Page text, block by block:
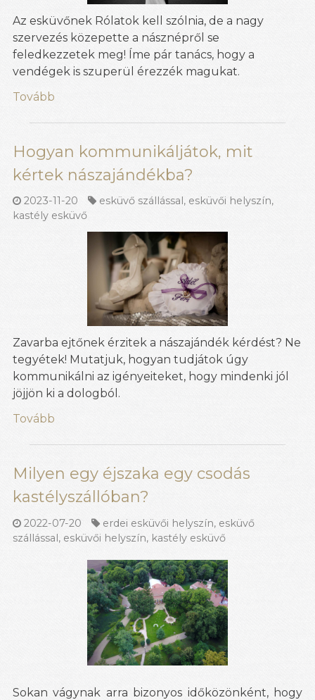
Az esküvőnek Rólatok kell szólnia, de a nagy
szervezés közepette a násznépről se
feledkezzetek meg! Íme pár tanács, hogy a
vendégek is szuperül érezzék magukat.
Tovább
Hogyan kommunikáljátok, mit
kértek nászajándékba?
2023-11-20 esküvő szállással , esküvői helyszín,
kastély esküvő
Zavarba ejtőnek érzitek a nászajándék kérdést? Ne
tegyétek! Mutatjuk, hogyan tudjátok úgy
kommunikálni az igényeiteket, hogy mindenki jól
jöjjön ki a dologból.
Tovább
Milyen egy éjszaka egy csodás
kastélyszállóban?
2022-07-20 erdei esküvői helyszín, esküvő
szállással, esküvői helyszín, kastély esküvő
Sokan vágynak arra bizonyos időközönként, hogy